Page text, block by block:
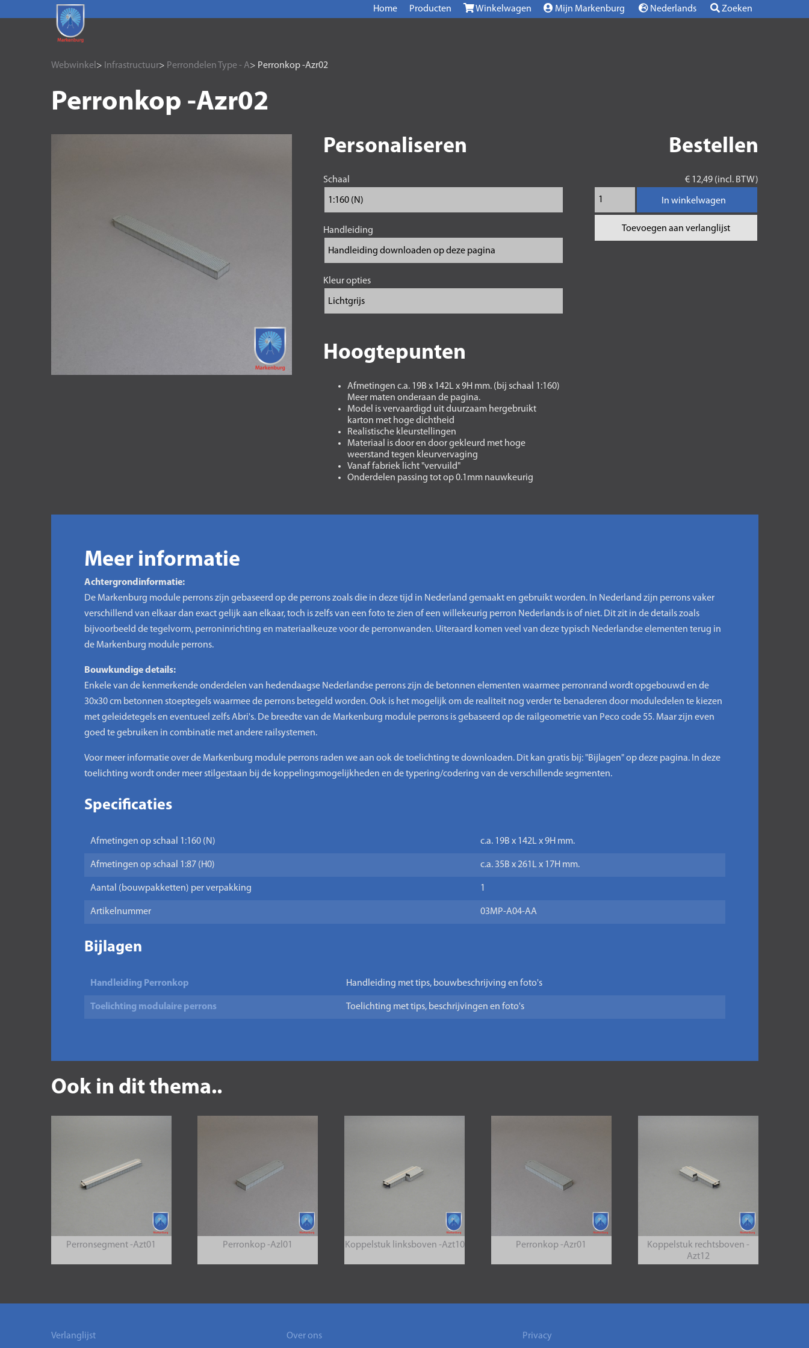
Home Producten Winkelwagen Mijn Markenburg Nederlands Zoeken
Webwinkel > Infrastructuur> Perrondelen Type - A> Perronkop -Azr02
Perronkop -Azr02
Personaliseren
Schaal
Handleiding
Kleur opties
Hoogtepunten
Afmetingen c.a. 19B x 142L x 9H mm. (bij schaal 1:160)
Meer maten onderaan de pagina.
Model is vervaardigd uit duurzaam hergebruikt
karton met hoge dichtheid
Realistische kleurstellingen
Materiaal is door en door gekleurd met hoge
weerstand tegen kleurvervaging
Vanaf fabriek licht "vervuild"
Onderdelen passing tot op 0.1mm nauwkeurig
Bestellen
€ 12,49 (incl. BTW)
In winkelwagen
Toevoegen aan verlanglijst
Meer informatie
Achtergrondinformatie:
De Markenburg module perrons zijn gebaseerd op de perrons zoals die in deze tijd in Nederland gemaakt en gebruikt worden. In Nederland zijn perrons vaker
verschillend van elkaar dan exact gelijk aan elkaar, toch is zelfs van een foto te zien of een willekeurig perron Nederlands is of niet. Dit zit in de details zoals
bijvoorbeeld de tegelvorm, perroninrichting en materiaalkeuze voor de perronwanden. Uiteraard komen veel van deze typisch Nederlandse elementen terug in
de Markenburg module perrons.
Bouwkundige details:
Enkele van de kenmerkende onderdelen van hedendaagse Nederlandse perrons zijn de betonnen elementen waarmee perronrand wordt opgebouwd en de
30x30 cm betonnen stoeptegels waarmee de perrons betegeld worden. Ook is het mogelijk om de realiteit nog verder te benaderen door moduledelen te kiezen
met geleidetegels en eventueel zelfs Abri's. De breedte van de Markenburg module perrons is gebaseerd op de railgeometrie van Peco code 55. Maar zijn even
goed te gebruiken in combinatie met andere railsystemen.
Voor meer informatie over de Markenburg module perrons raden we aan ook de toelichting te downloaden. Dit kan gratis bij: "Bijlagen" op deze pagina. In deze
toelichting wordt onder meer stilgestaan bij de koppelingsmogelijkheden en de typering/codering van de verschillende segmenten.
Specificaties
Afmetingen op schaal 1:160 (N) c.a. 19B x 142L x 9H mm.
Afmetingen op schaal 1:87 (H0) c.a. 35B x 261L x 17H mm.
Aantal (bouwpakketten) per verpakking 1
Artikelnummer 03MP-A04-AA
Bijlagen
Handleiding Perronkop Handleiding met tips, bouwbeschrijving en foto's
Toelichting modulaire perrons Toelichting met tips, beschrijvingen en foto's
Ook in dit thema..
Perronsegment -Azt01 Perronkop -Azl01 Koppelstuk linksboven -Azt10 Perronkop -Azr01
Koppelstuk rechtsboven -
Azt12
Verlanglijst Over ons Privacy